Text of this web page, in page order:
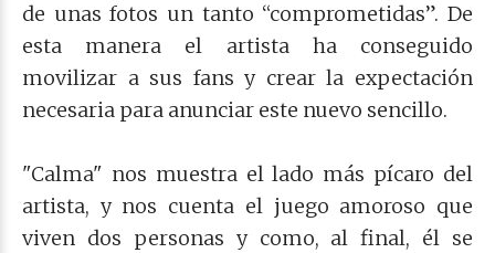
de unas fotos un tanto “comprometidas”. De
esta manera el artista ha conseguido
movilizar a sus fans y crear la expectación
necesaria para anunciar este nuevo sencillo.
"Calma" nos muestra el lado más pícaro del
artista, y nos cuenta el juego amoroso que
viven dos personas y como, al final, él se